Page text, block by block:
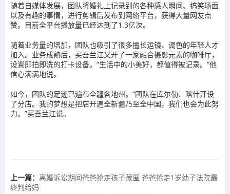
随着自媒体发展，团队将婚礼上记录到的各种感人瞬间、搞笑场面
以及有趣的事情，进行剪辑后发布到网络平台，获得大量网友点
赞。目前全平台播放量已经达到了1.3亿次。
随着业务量的增加，团队也吸引了很多擅长运镜、调色的年轻人才
加入。业务成熟后，买吾兰江又开了一家融合摄影元素的咖啡厅，
设置即拍即洗的打卡设备。“生活中的小美好，都值得被记录。”他
信心满满地说。
如今，团队的足迹已遍布全疆各地州。“团队在库尔勒、喀什开设
了分店。我的梦想是把店开遍全新疆乃至全中国，我们也会为此努
力。”买吾兰江说。
上一篇： 离婚诉讼期间爸爸抢走孩子藏匿 爸爸抢走1岁幼子法院最
终判给妈